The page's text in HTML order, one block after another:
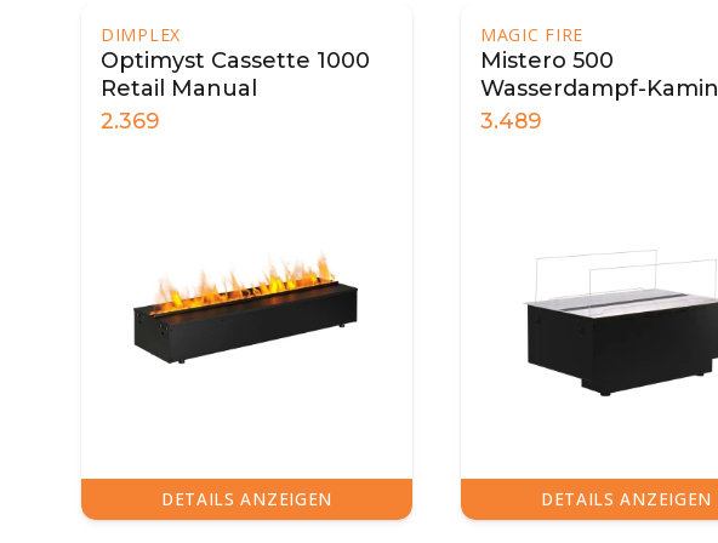
MAGIC FIRE
Mistero 500
Wasserdampf-Kamin
3.489
DETAILS ANZEIGEN
MAGIC FIRE
Mistero 1000
Wasserdampf-Kamin
5.599
DETAILS ANZEIGEN